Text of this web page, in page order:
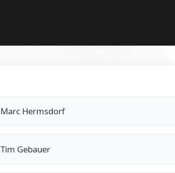
Marc Hermsdorf
Tim Gebauer